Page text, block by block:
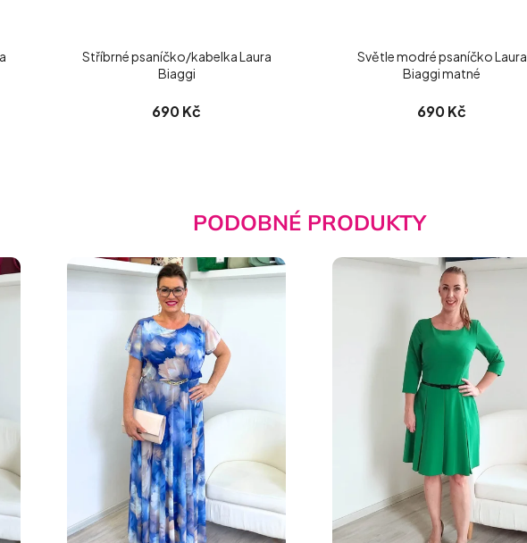
Stříbrné psaníčko/kabelka Laura
Biaggi
690 Kč
Světle modré psaníčko Laura
Biaggi matné
690 Kč
PODOBNÉ PRODUKTY